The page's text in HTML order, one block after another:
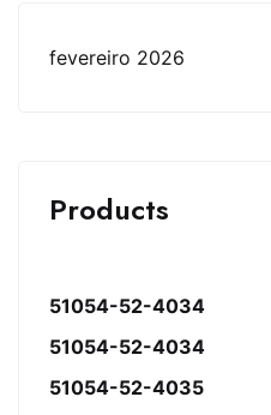
fevereiro 2026
Products
51054-52-4034
51054-52-4034
51054-52-4035